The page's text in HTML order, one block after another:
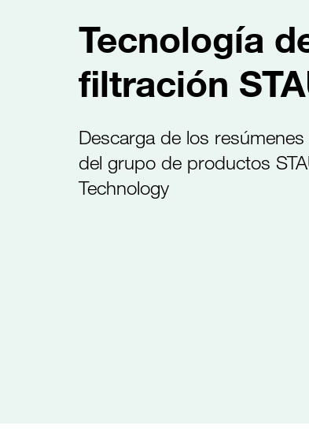
Tecnología
filtración
Descarga de los
del grupo de productos
Technology